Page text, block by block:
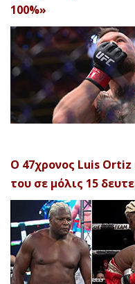
100%»
Ο 47χρονος Luis
του σε μόλις 15